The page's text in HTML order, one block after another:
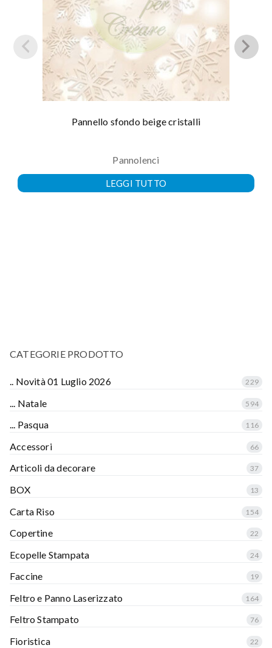
Pannello sfondo beige cristalli
Pannolenci
LEGGI TUTTO
CATEGORIE PRODOTTO
.. Novità 01 Luglio 2026 229
... Natale 594
... Pasqua 116
Accessori 66
Articoli da decorare 37
BOX 13
Carta Riso 154
Copertine 22
Ecopelle Stampata 24
Faccine 19
Feltro e Panno Laserizzato 164
Feltro Stampato 76
Fioristica 22